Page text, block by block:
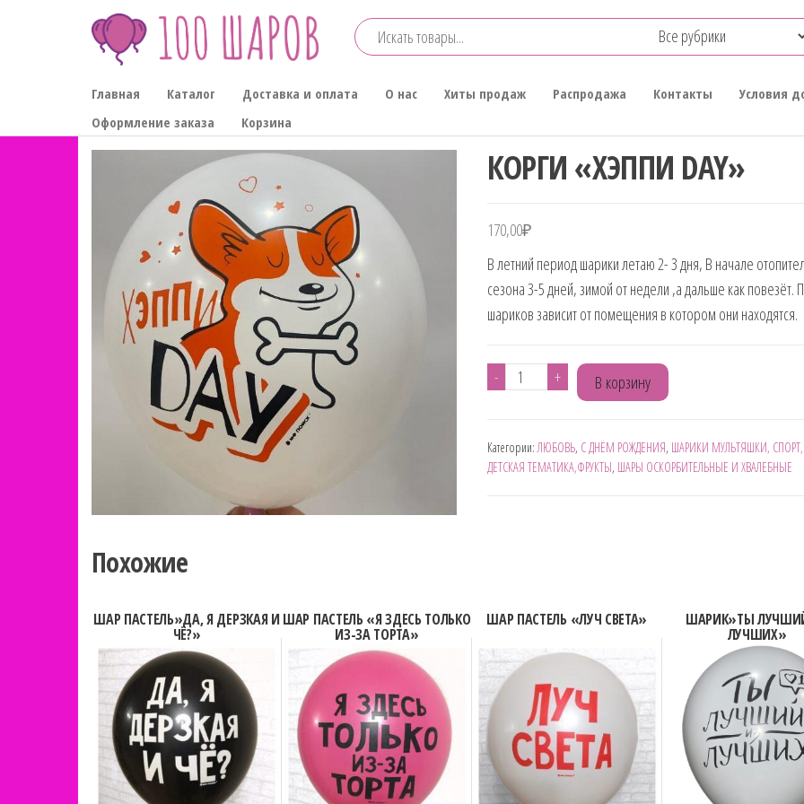
ШАРОВ
Главная Каталог Доставка и оплата О нас Хиты продаж Распродажа Контакты
Условия
Оформление заказа
Корзина
КОРГИ «ХЭППИ DAY»
170,00₽
В летний период шарики летаю 2- 3 дня, В начале
сезона 3-5 дней, зимой от недели ,а дальше как повезёт.
шариков зависит от помещения в котором они находятся.
-
Количество
"ХЭППИ
DAY"
+ В корзину
Категории: ЛЮБОВЬ, С ДНЁМ РОЖДЕНИЯ, ШАРИКИ МУЛЬТЯШКИ,
ДЕТСКАЯ ТЕМАТИКА,ФРУКТЫ, ШАРЫ ОСКОРБИТЕЛЬНЫЕ И ХВАЛЕБНЫЕ
Похожие
ШАР ПАСТЕЛЬ»ДА, Я ДЕРЗКАЯ И
ЧЁ?»
ШАР ПАСТЕЛЬ «Я ЗДЕСЬ ТОЛЬКО
ИЗ-ЗА ТОРТА»
ШАР ПАСТЕЛЬ «ЛУЧ СВЕТА» ШАРИК»ТЫ
ЛУЧШИХ»